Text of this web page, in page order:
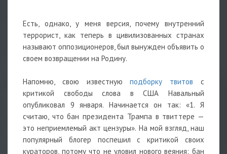
Есть, однако, у меня версия, почему внутренний
террорист, как теперь в цивилизованных странах
называют оппозиционеров, был вынужден объявить о
своем возвращении на Родину.
Напомню, свою известнуюподборку твитов с
критикой свободы слова в США Навальный
опубликовал 9 января. Начинается он так: «1. Я
считаю, что бан президента Трампа в твиттере —
это неприемлемый акт цензуры». На мой взгляд, наш
популярный блогер поспешил с критикой своих
кураторов, потому что не уловил нового веяния: бан